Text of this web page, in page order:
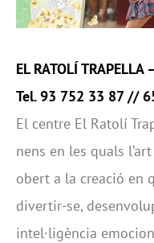
EL RATOLÍ TRAPELLA
Tel. 93 752 33 87 //
El centre El Ratolí
nens en les quals
obert a la creació en
divertir-se,
intel·ligència